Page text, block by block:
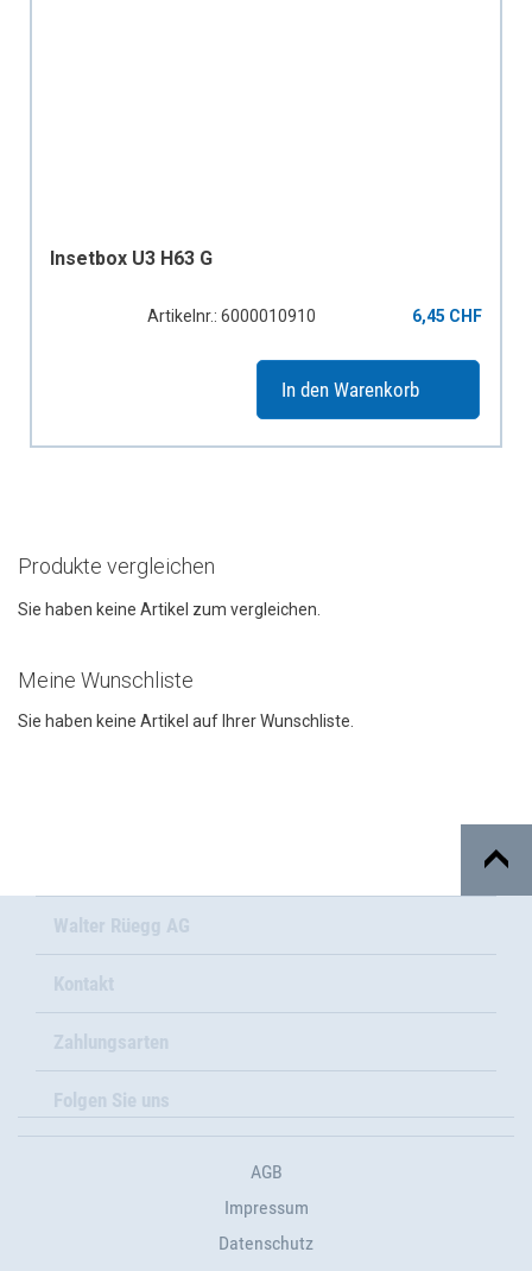
Insetbox U3 H63 G
Artikelnr.: 6000010910 6,45 CHF
In den Warenkorb
Produkte vergleichen
Sie haben keine Artikel zum vergleichen.
Meine Wunschliste
Sie haben keine Artikel auf Ihrer Wunschliste.
Walter Rüegg AG
Kontakt
Zahlungsarten
Folgen Sie uns
AGB
Impressum
Datenschutz